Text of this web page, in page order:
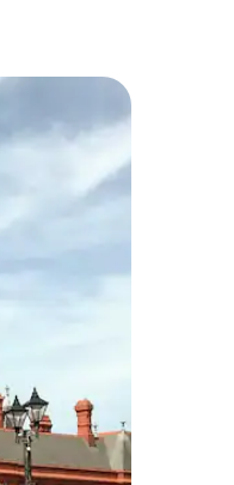
lëvizur ekranin.